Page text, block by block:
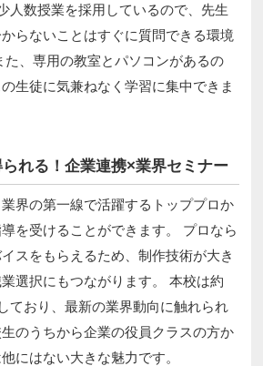
人数授業を採用しているので、先生
らないことはすぐに質問できる環境
た、専用の教室とパソコンがあるの
生徒に気兼ねなく学習に集中できま
れる！企業連携×業界セミナー
界の第一線で活躍するトッププロか
を受けることができます。 プロなら
スをもらえるため、制作技術が大き
選択にもつながります。 本校は約
ており、最新の業界動向に触れられ
のうちから企業の役員クラスの方か
にはない大きな魅力です。